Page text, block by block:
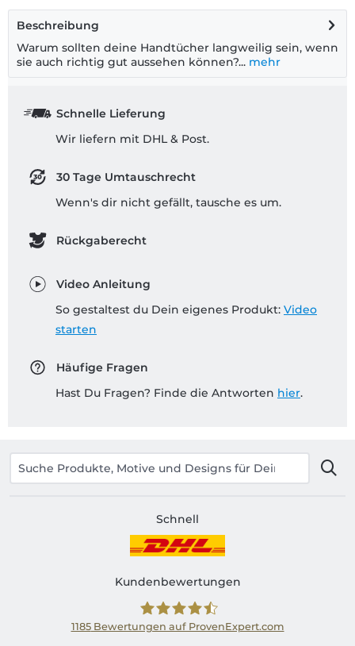
Beschreibung
Warum sollten deine Handtücher langweilig sein, wenn
sie auch richtig gut aussehen können?... mehr
Schnelle Lieferung
Wir liefern mit DHL & Post.
30 Tage Umtauschrecht
Wenn's dir nicht gefällt, tausche es um.
Rückgaberecht
Video Anleitung
So gestaltest du Dein eigenes Produkt: Video
starten
Häufige Fragen
Hast Du Fragen? Finde die Antworten hier.
Schnell
Kundenbewertungen
1185Bewertungen auf ProvenExpert.com